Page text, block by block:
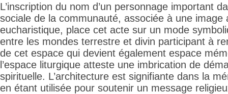
L’inscription du nom d’un personnage important
sociale de la communauté, associée à une image
eucharistique, place cet acte sur un mode
entre les mondes terrestre et divin participant à
de cet espace qui devient également espace
l’espace liturgique atteste une imbrication de
spirituelle. L’architecture est signifiante dans la
en étant utilisée pour soutenir un message